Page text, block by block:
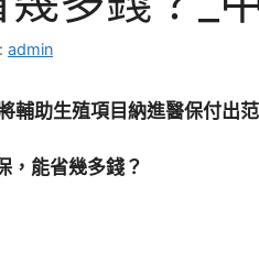
admin
輔助生殖項目納進醫保付出
，能省幾多錢？